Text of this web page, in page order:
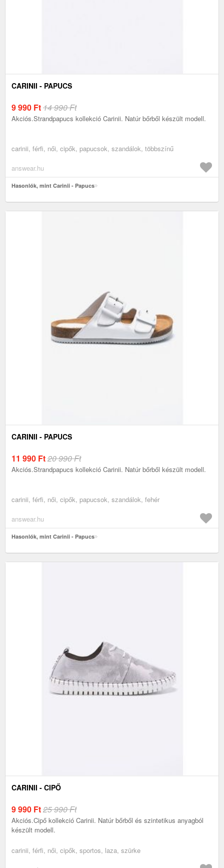
CARINII - PAPUCS
9 990 Ft14 990 Ft
Akciós.Strandpapucs kollekció Carinii. Natúr bőrből készült modell.
carinii, férfi, női, cipők, papucsok, szandálok, többszínű
answear.hu
Hasonlók, mint Carinii - Papucs
CARINII - PAPUCS
11 990 Ft20 990 Ft
Akciós.Strandpapucs kollekció Carinii. Natúr bőrből készült modell.
carinii, férfi, női, cipők, papucsok, szandálok, fehér
answear.hu
Hasonlók, mint Carinii - Papucs
CARINII - CIPŐ
9 990 Ft25 990 Ft
Akciós.Cipő kollekció Carinii. Natúr bőrből és szintetikus anyagból
készült modell.
carinii, férfi, női, cipők, sportos, laza, szürke